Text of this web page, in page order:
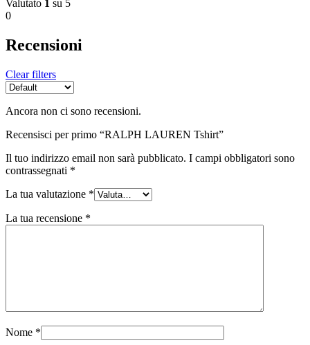
Valutato 1 su 5
0
Recensioni
Clear filters
Ancora non ci sono recensioni.
Recensisci per primo “RALPH LAUREN Tshirt”
Il tuo indirizzo email non sarà pubblicato. I campi obbligatori sono
contrassegnati *
La tua valutazione *
La tua recensione *
Nome *